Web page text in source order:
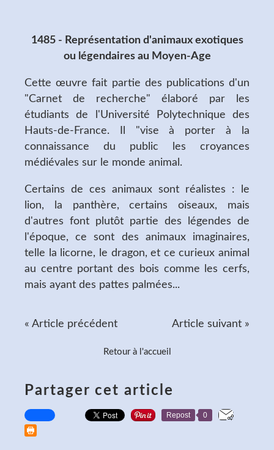
1485 - Représentation d'animaux exotiques
ou légendaires au Moyen-Age
Cette œuvre fait partie des publications d'un
"Carnet de recherche" élaboré par les
étudiants de l'Université Polytechnique des
Hauts-de-France. Il "vise à porter à la
connaissance du public les croyances
médiévales sur le monde animal.
Certains de ces animaux sont réalistes : le
lion, la panthère, certains oiseaux, mais
d'autres font plutôt partie des légendes de
l'époque, ce sont des animaux imaginaires,
telle la licorne, le dragon, et ce curieux animal
au centre portant des bois comme les cerfs,
mais ayant des pattes palmées...
« Article précédent Article suivant »
Retour à l'accueil
Partager cet article
Repost 0